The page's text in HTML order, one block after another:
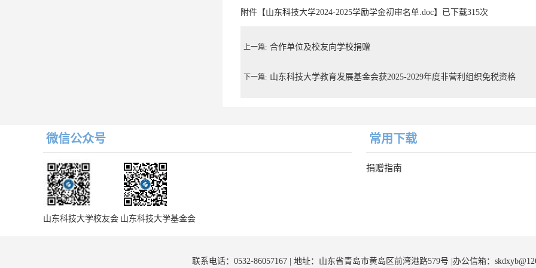
附件【山东科技大学2024-2025学励学金初审名单.doc】已下载315次
上一篇: 合作单位及校友向学校捐赠
下一篇: 山东科技大学教育发展基金会获2025-2029年度非营利组织免税资格
微信公众号
山东科技大学校友会 山东科技大学基金会
常用下载
捐赠指南
联系电话：0532-86057167 | 地址：山东省青岛市黄岛区前湾港路579号 |办公信箱：